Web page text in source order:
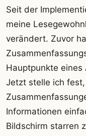
Seit der
meine
verändert. Zuvor
Hauptpunkte
Jetzt stelle ich
Informationen
Bildschirm starren